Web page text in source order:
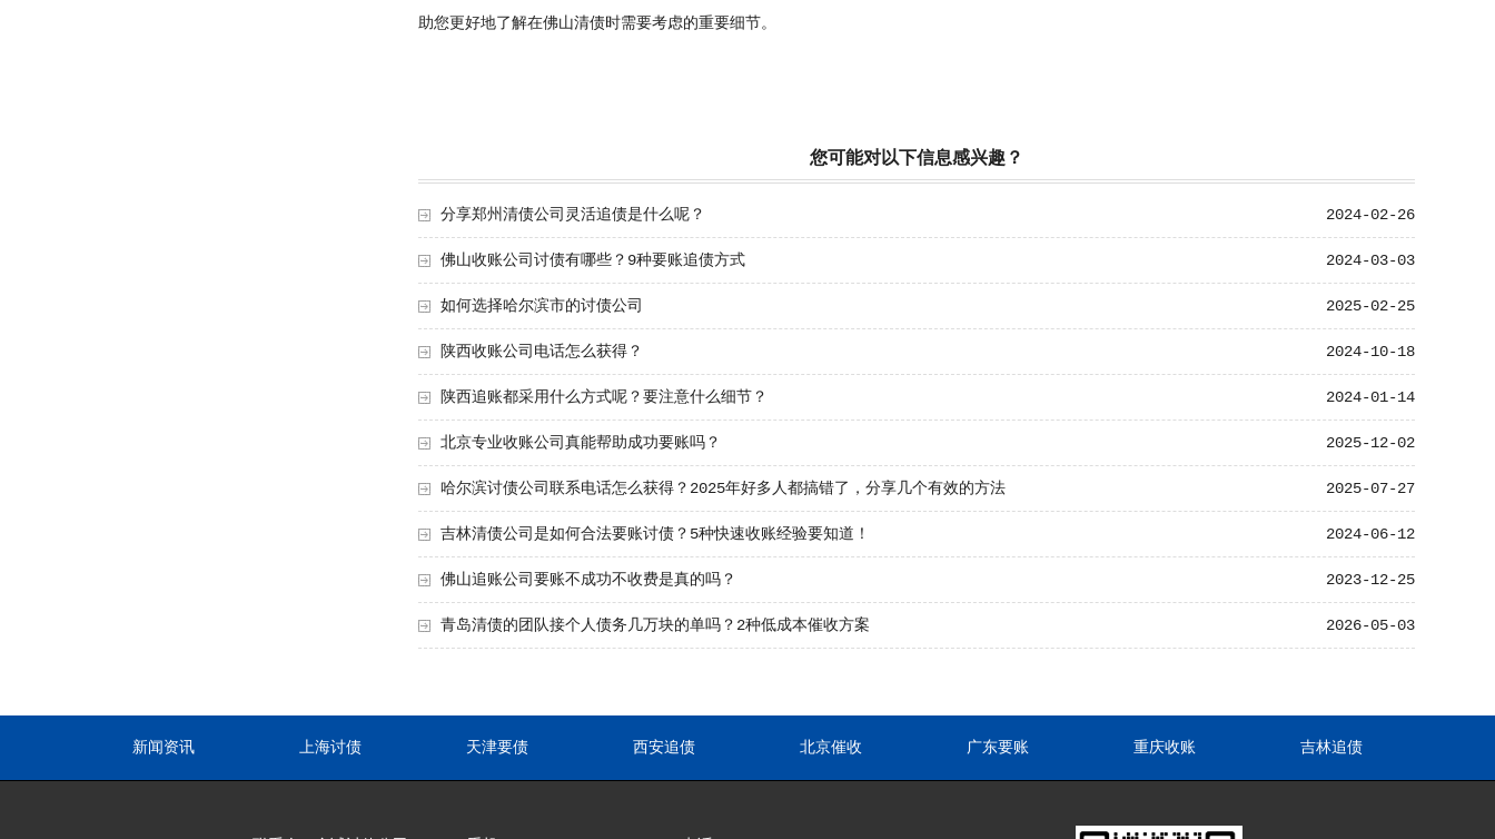
助您更好地了解在佛山清债时需要考虑的重要细节。
您可能对以下信息感兴趣？
2024-02-26
分享郑州清债公司灵活追债是什么呢？
2024-03-03
佛山收账公司讨债有哪些？9种要账追债方式
2025-02-25
如何选择哈尔滨市的讨债公司
2024-10-18
陕西收账公司电话怎么获得？
2024-01-14
陕西追账都采用什么方式呢？要注意什么细节？
2025-12-02
北京专业收账公司真能帮助成功要账吗？
2025-07-27
哈尔滨讨债公司联系电话怎么获得？2025年好多人都搞错了，分享几个有效的方法
2024-06-12
吉林清债公司是如何合法要账讨债？5种快速收账经验要知道！
2023-12-25
佛山追账公司要账不成功不收费是真的吗？
2026-05-03
青岛清债的团队接个人债务几万块的单吗？2种低成本催收方案
新闻资讯 上海讨债 天津要债 西安追债 北京催收 广东要账 重庆收账 吉林追债